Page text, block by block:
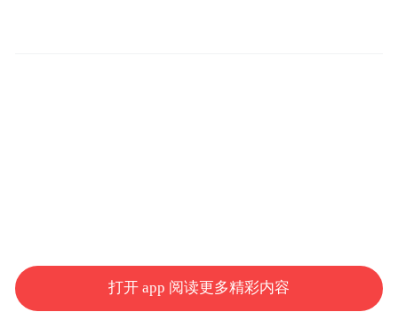
运-20飞机相同的空中投送任务。
2022年度空军航空开放活动暨长春航空展计
打开 app 阅读更多精彩内容